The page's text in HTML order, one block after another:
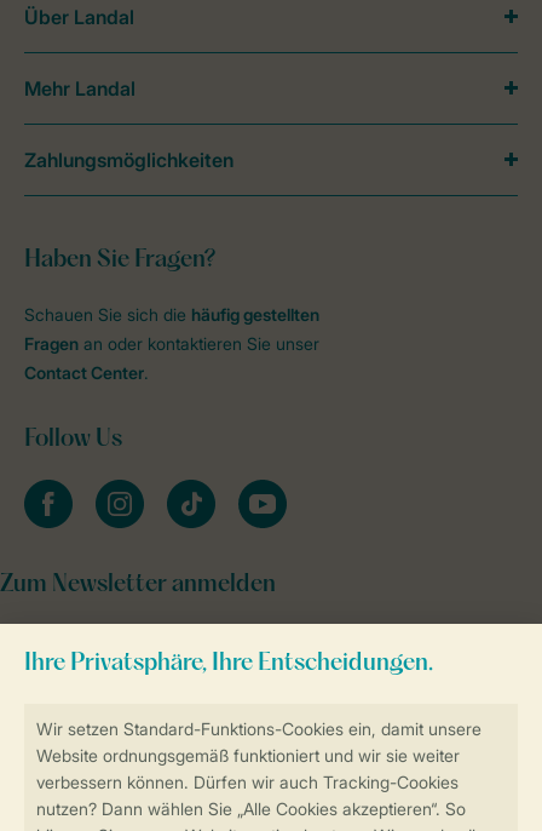
Sicher und schnell zur Online-Buchung
Haben Sie Fragen?
Schauen Sie sich die häufig gestellten
Fragen an oder kontaktieren Sie unser
Contact Center.
Follow Us
facebookinstagramtiktok youtube
Zum Newsletter anmelden
Über Landal
Mehr Landal
Zahlungsmöglichkeiten